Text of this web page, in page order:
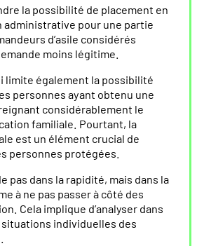
la possibilité de placement en
pour une partie
d’asile considérés
moins légitime.
limite également la possibilité
personnes ayant obtenu une
considérablement le
familiale. Pourtant, la
est un élément crucial de
personnes protégées.
pas dans la rapidité, mais dans la
à ne pas passer à côté des
Cela implique d’analyser dans
individuelles des